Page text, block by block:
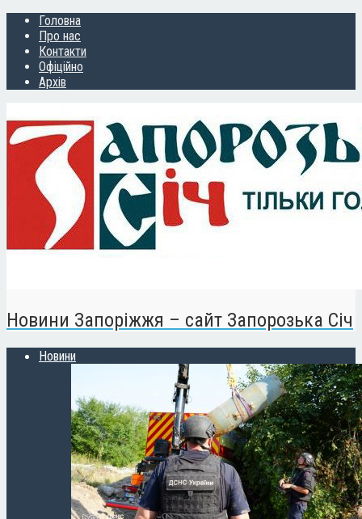
Головна
Про нас
Контакти
Офіційно
Архів
Новини Запоріжжя – сайт Запорозька Січ
Новини